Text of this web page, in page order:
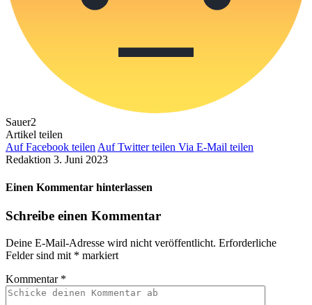
Sauer2
Artikel teilen
Auf Facebook teilen Auf Twitter teilen Via E-Mail teilen
Redaktion 3. Juni 2023
Einen Kommentar hinterlassen
Schreibe einen Kommentar
Deine E-Mail-Adresse wird nicht veröffentlicht. Erforderliche
Felder sind mit * markiert
Kommentar *